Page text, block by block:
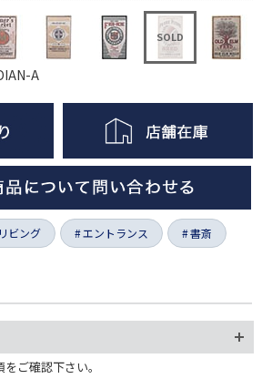
A
リビング エントランス 書斎
ご確認下さい。